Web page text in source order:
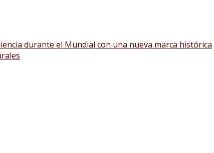
durante el Mundial con una nueva marca histórica